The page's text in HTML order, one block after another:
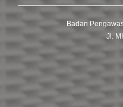
Badan
Jl.